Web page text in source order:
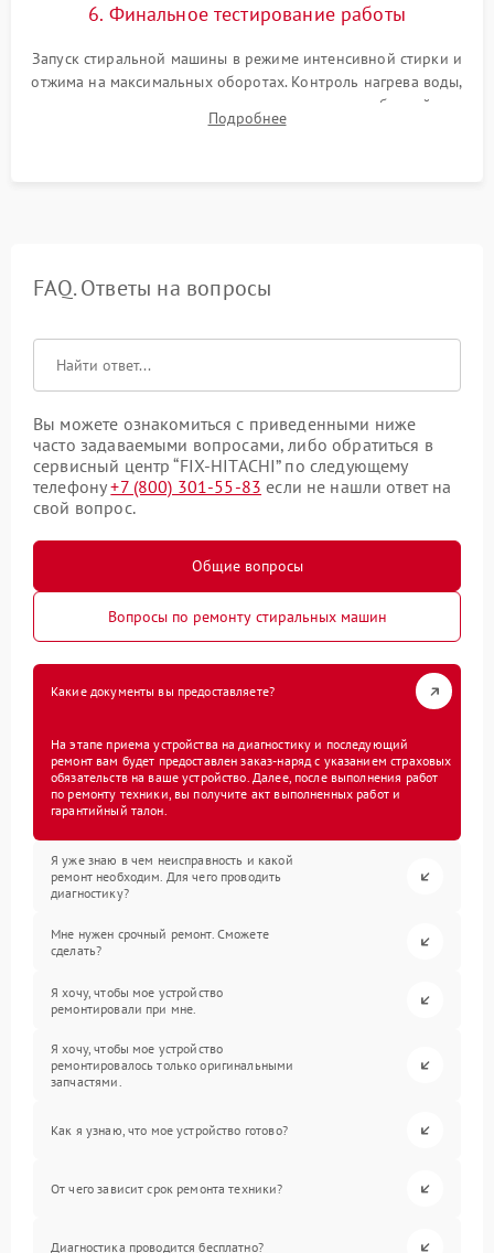
6. Финальное тестирование работы
Запуск стиральной машины в режиме интенсивной стирки и
отжима на максимальных оборотах. Контроль нагрева воды,
корректности слива, отсутствия излишних вибраций,
посторонних стуков и протечек под корпусом.
Подробнее
FAQ. Ответы на вопросы
Вы можете ознакомиться с приведенными ниже
часто задаваемыми вопросами, либо обратиться в
сервисный центр “FIX-HITACHI” по следующему
телефону+7 (800) 301-55-83 если не нашли ответ на
свой вопрос.
Общие вопросы
Вопросы по ремонту стиральных машин
Какие документы вы предоставляете?
На этапе приема устройства на диагностику и последующий
ремонт вам будет предоставлен заказ-наряд с указанием страховых
обязательств на ваше устройство. Далее, после выполнения работ
по ремонту техники, вы получите акт выполненных работ и
гарантийный талон.
Я уже знаю в чем неисправность и какой
ремонт необходим. Для чего проводить
диагностику?
Мне нужен срочный ремонт. Сможете
сделать?
Я хочу, чтобы мое устройство
ремонтировали при мне.
Я хочу, чтобы мое устройство
ремонтировалось только оригинальными
запчастями.
Как я узнаю, что мое устройство готово?
От чего зависит срок ремонта техники?
Диагностика проводится бесплатно?